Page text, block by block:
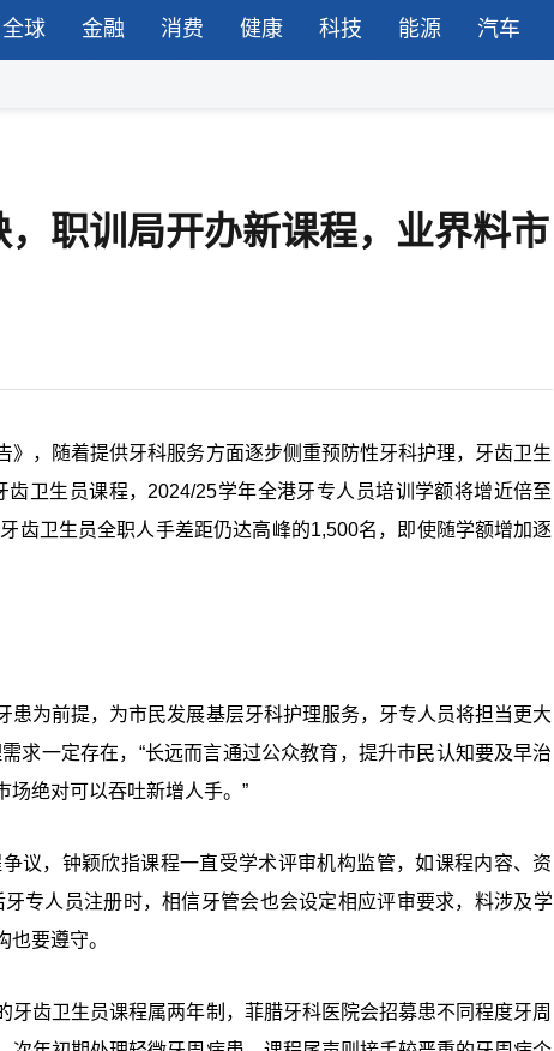
全球 金融 消费 健康 科技 能源 汽车
职训局开办新课程，业界料市
，随着提供牙科服务方面逐步侧重预防性牙科护理，牙齿卫生
卫生员课程，2024/25学年全港牙专人员培训学额将增近倍至
齿卫生员全职人手差距仍达高峰的1,500名，即使随学额增加逐
为前提，为市民发展基层牙科护理服务，牙专人员将担当更大
求一定存在，“长远而言通过公众教育，提升巿民认知要及早治
绝对可以吞吐新增人手。”
议，钟颖欣指课程一直受学术评审机构监管，如课程内容、资
专人员注册时，相信牙管会也会设定相应评审要求，料涉及学
要遵守。
齿卫生员课程属两年制，菲腊牙科医院会招募患不同程度牙周